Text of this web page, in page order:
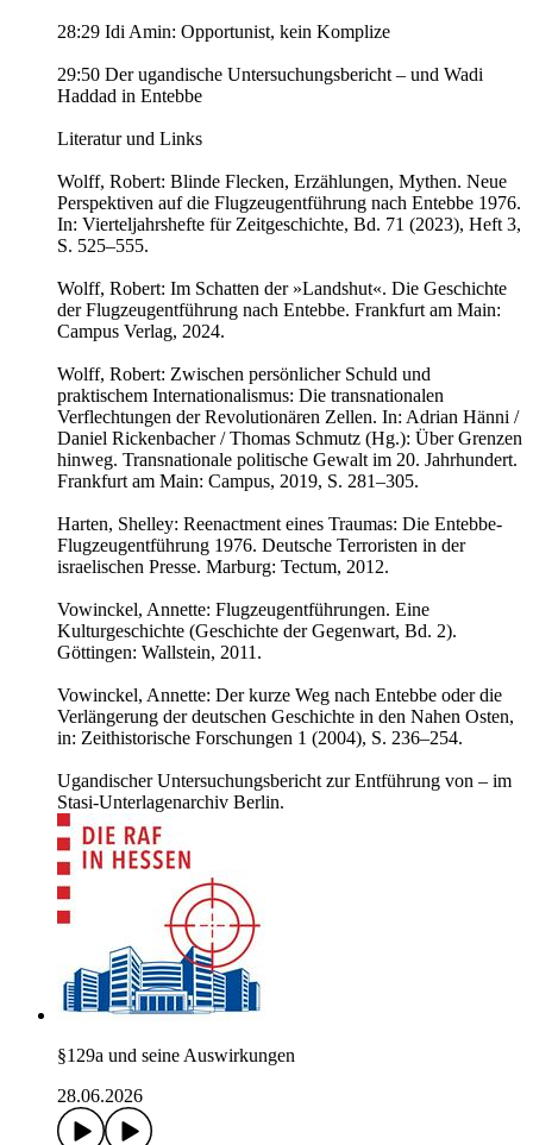
28:29 Idi Amin: Opportunist, kein Komplize
29:50 Der ugandische Untersuchungsbericht – und Wadi
Haddad in Entebbe
Literatur und Links
Wolff, Robert: Blinde Flecken, Erzählungen, Mythen. Neue
Perspektiven auf die Flugzeugentführung nach Entebbe 1976.
In: Vierteljahrshefte für Zeitgeschichte, Bd. 71 (2023), Heft 3,
S. 525–555.
Wolff, Robert: Im Schatten der »Landshut«. Die Geschichte
der Flugzeugentführung nach Entebbe. Frankfurt am Main:
Campus Verlag, 2024.
Wolff, Robert: Zwischen persönlicher Schuld und
praktischem Internationalismus: Die transnationalen
Verflechtungen der Revolutionären Zellen. In: Adrian Hänni /
Daniel Rickenbacher / Thomas Schmutz (Hg.): Über Grenzen
hinweg. Transnationale politische Gewalt im 20. Jahrhundert.
Frankfurt am Main: Campus, 2019, S. 281–305.
Harten, Shelley: Reenactment eines Traumas: Die Entebbe-
Flugzeugentführung 1976. Deutsche Terroristen in der
israelischen Presse. Marburg: Tectum, 2012.
Vowinckel, Annette: Flugzeugentführungen. Eine
Kulturgeschichte (Geschichte der Gegenwart, Bd. 2).
Göttingen: Wallstein, 2011.
Vowinckel, Annette: Der kurze Weg nach Entebbe oder die
Verlängerung der deutschen Geschichte in den Nahen Osten,
in: Zeithistorische Forschungen 1 (2004), S. 236–254.
Ugandischer Untersuchungsbericht zur Entführung von – im
Stasi-Unterlagenarchiv Berlin.
§129a und seine Auswirkungen
28.06.2026